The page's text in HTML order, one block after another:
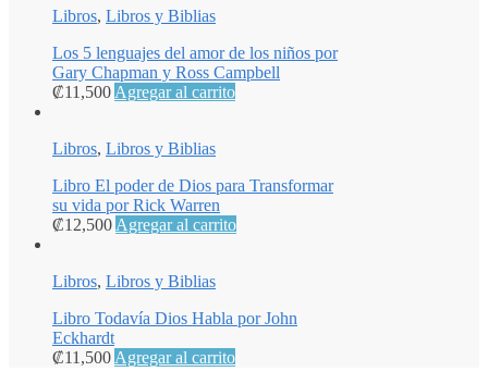
Libros, Libros y Biblias
Los 5 lenguajes del amor de los niños por
Gary Chapman y Ross Campbell
₡11,500 Agregar al carrito
Libros, Libros y Biblias
Libro El poder de Dios para Transformar
su vida por Rick Warren
₡12,500 Agregar al carrito
Libros, Libros y Biblias
Libro Todavía Dios Habla por John
Eckhardt
₡11,500 Agregar al carrito